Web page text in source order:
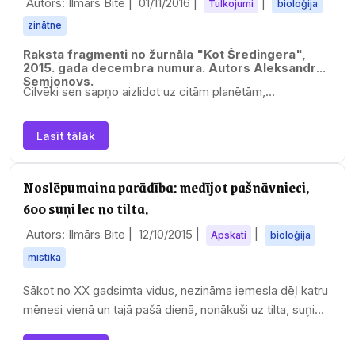
Tulkojumi
bioloģija
zinātne
Raksta fragmenti no žurnāla "Kot Šredingera",
2015. gada decembra numura. Autors Aleksandrs
Semjonovs.
Cilvēki sen sapņo aizlidot uz citām planētām,…
Lasīt tālāk
Noslēpumaina parādība: medījot pašnāvnieci,
600 suņi lec no tilta.
Autors: Ilmārs Bite | 12/10/2015 Apskati
bioloģija
mistika
Sākot no XX gadsimta vidus, nezināma iemesla dēļ katru
mēnesi vienā un tajā pašā dienā, nonākuši uz tilta, suņi